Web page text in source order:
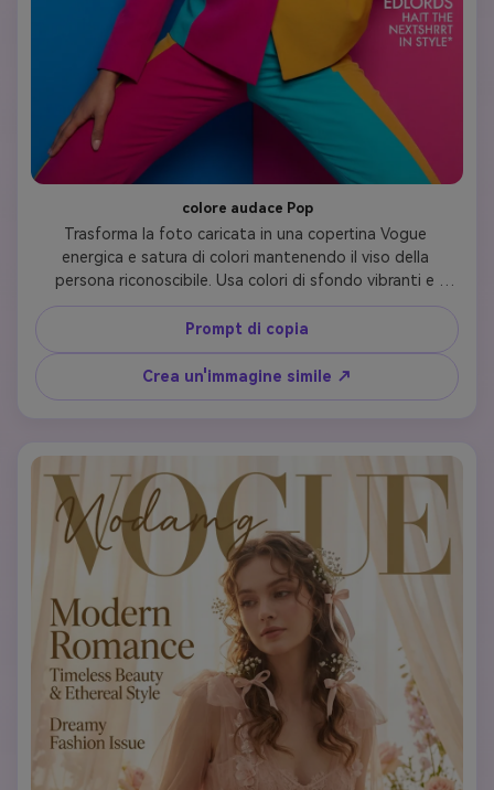
colore audace Pop
Trasforma la foto caricata in una copertina Vogue
energica e satura di colori mantenendo il viso della
persona riconoscibile. Usa colori di sfondo vibranti e
audaci (blu elettrico, rosa caldo, giallo sole o verde
smeraldo) con capi di moda complementari. L'Outfit
dovrebbe presentare blocchi di colore, miscelazione di
modelli o pezzi di dichiarazione in tonalità contrastanti.
L'illuminazione dovrebbe essere luminosa e dinamica con
'VOGUE' in lettere in grassetto, titolo 'Color Fearless',
linee di copertina su moda audace e stile audace. Cattura
quella moda-forward, Instagram-degno di vibranza.
Prompt di copia
Crea un'immagine simile ↗